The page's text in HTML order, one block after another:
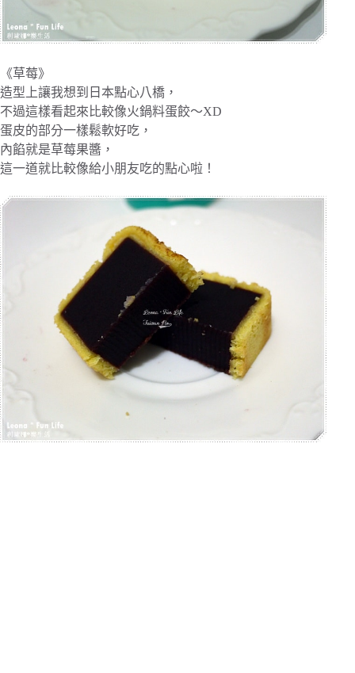
《草莓》
造型上讓我想到日本點心八橋，
不過這樣看起來比較像火鍋料蛋餃～XD
蛋皮的部分一樣鬆軟好吃，
內餡就是草莓果醬，
這一道就比較像給小朋友吃的點心啦！